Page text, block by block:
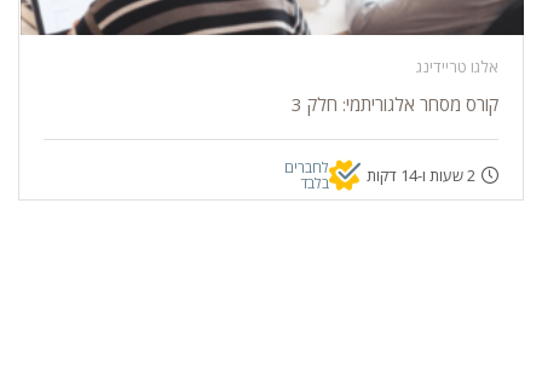
אלגו טריידינג
קורס מסחר אלגוריתמי: חלק 3
2 שעות ו-14 דקות לחברים
בלבד